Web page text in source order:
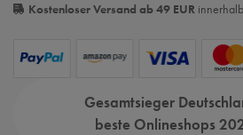
Kostenloser Versand ab 49 EUR
Gesamtsieger
beste Onlineshops